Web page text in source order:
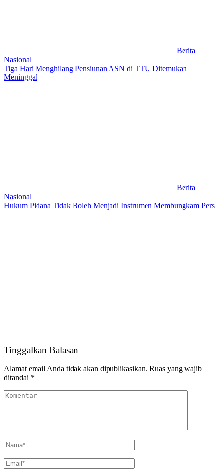
Berita
Nasional
Tiga Hari Menghilang Pensiunan ASN di TTU Ditemukan
Meninggal
Berita
Nasional
Hukum Pidana Tidak Boleh Menjadi Instrumen Membungkam Pers
Tinggalkan Balasan
Alamat email Anda tidak akan dipublikasikan. Ruas yang wajib
ditandai *